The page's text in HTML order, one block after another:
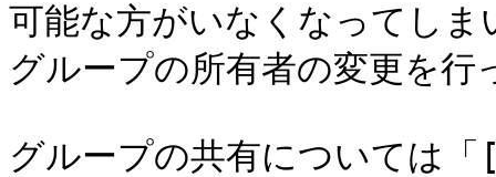
可能な方がいなくなってし
グループの所有者の変更を行
グループの共有については